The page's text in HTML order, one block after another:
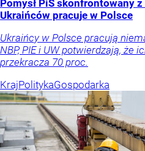
Pomysł PiS skonfrontowany
Ukraińców pracuje w Polsce
Ukraińcy w Polsce pracują
NBP, PIE i UW potwierdzają, że
przekracza 70 proc.
KrajPolitykaGospodarka